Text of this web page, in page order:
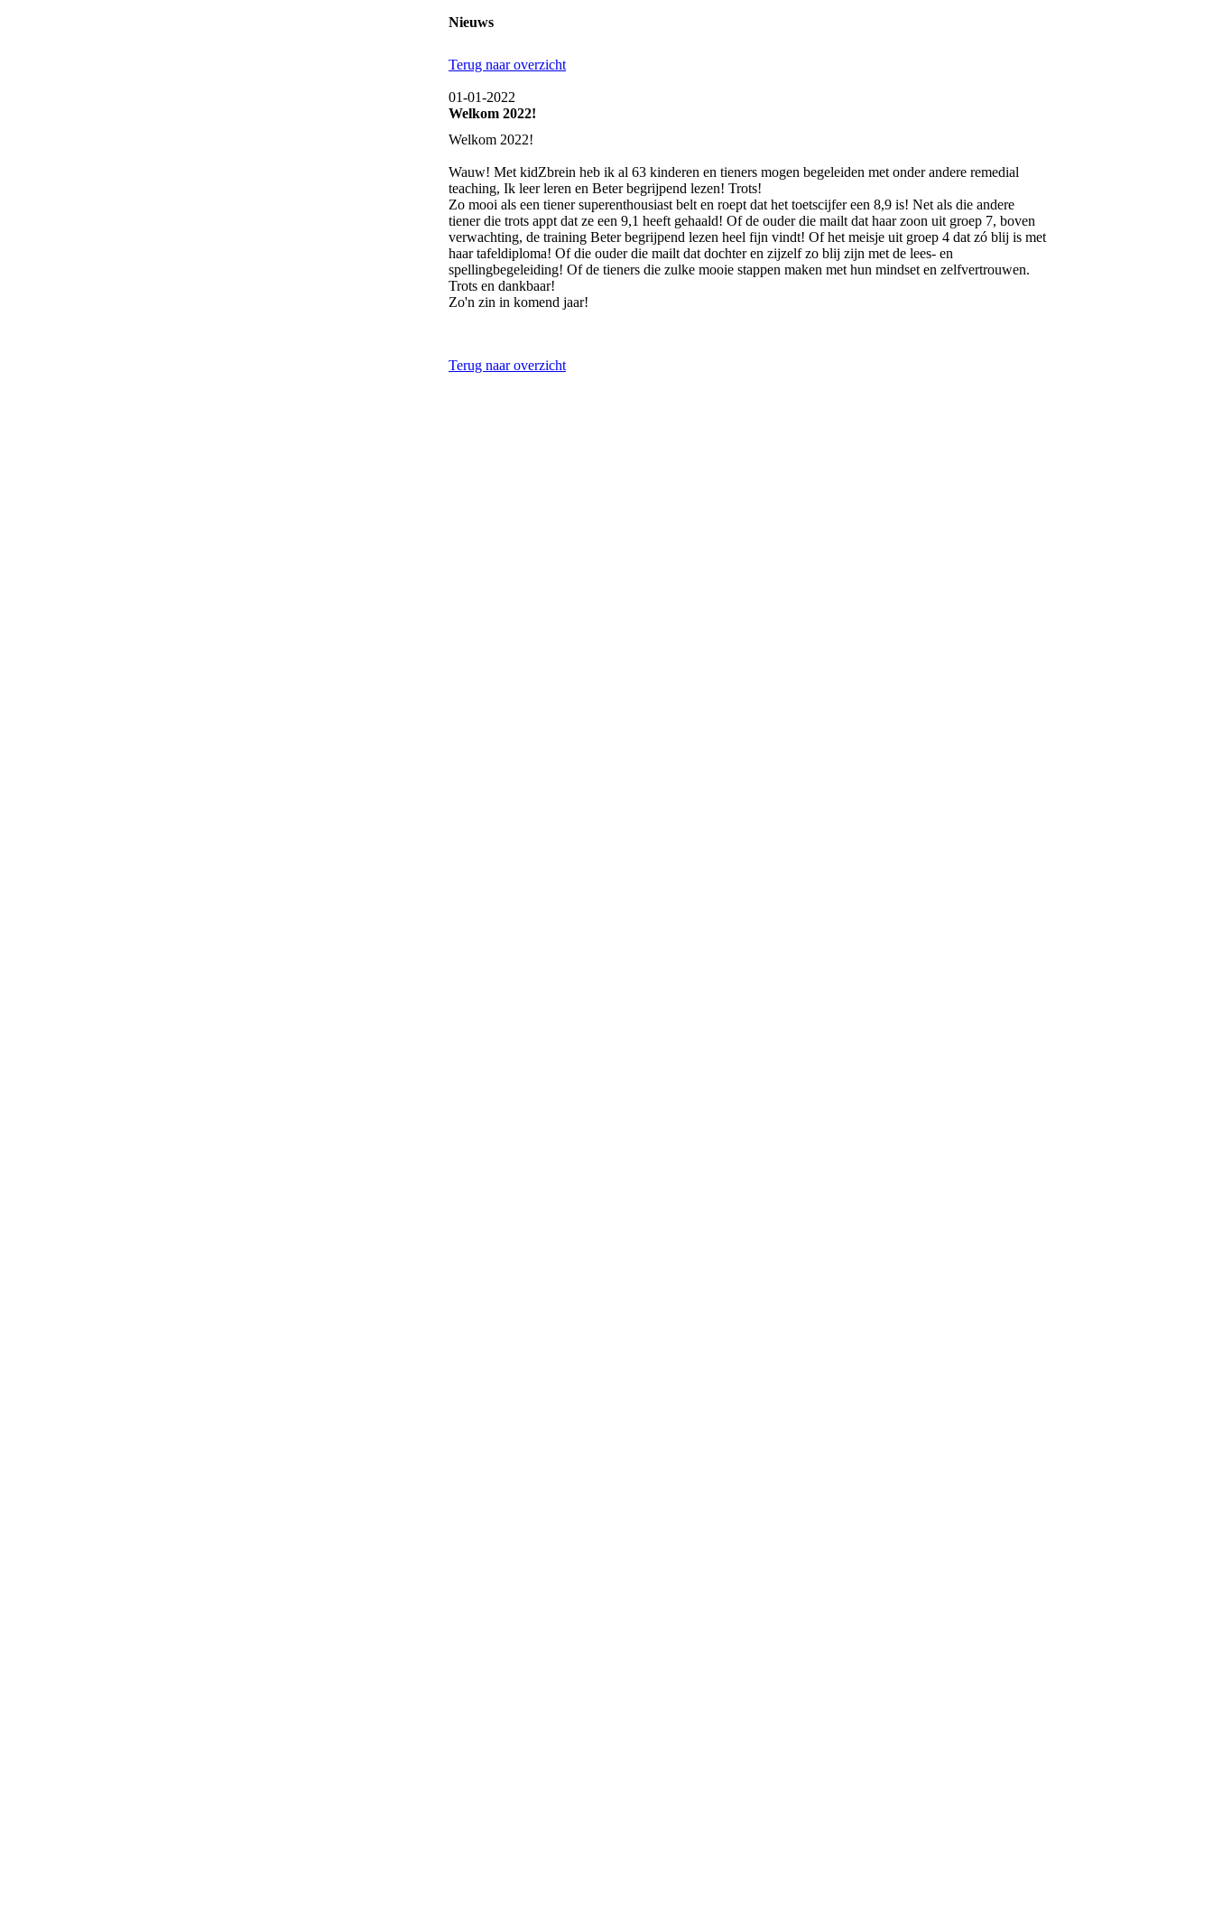
Nieuws
Terug naar overzicht
01-01-2022
Welkom 2022!
Welkom 2022!
Wauw! Met kidZbrein heb ik al 63 kinderen en tieners mogen begeleiden met onder andere remedial
teaching, Ik leer leren en Beter begrijpend lezen! Trots!
Zo mooi als een tiener superenthousiast belt en roept dat het toetscijfer een 8,9 is! Net als die andere
tiener die trots appt dat ze een 9,1 heeft gehaald! Of de ouder die mailt dat haar zoon uit groep 7, boven
verwachting, de training Beter begrijpend lezen heel fijn vindt! Of het meisje uit groep 4 dat zó blij is met
haar tafeldiploma! Of die ouder die mailt dat dochter en zijzelf zo blij zijn met de lees- en
spellingbegeleiding! Of de tieners die zulke mooie stappen maken met hun mindset en zelfvertrouwen.
Trots en dankbaar!
Zo'n zin in komend jaar!
Terug naar overzicht